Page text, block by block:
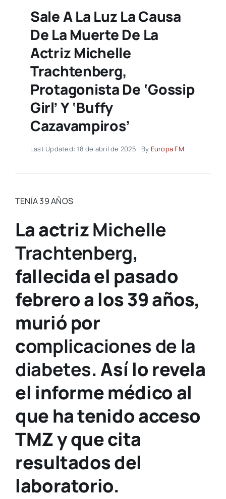
Sale A La Luz La Causa
De La Muerte De La
Actriz Michelle
Trachtenberg,
Protagonista De ‘Gossip
Girl’ Y ‘Buffy
Cazavampiros’
Last Updated: 18 de abril de 2025 By Europa FM
TENÍA 39 AÑOS
La actrizMichelle
Trachtenberg,
fallecida el pasado
febrero a los 39 años,
murió por
complicaciones de la
diabetes. Así lo revela
el informe médico al
que ha tenido acceso
TMZ y que cita
resultados del
laboratorio.